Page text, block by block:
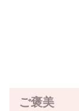
ご褒美